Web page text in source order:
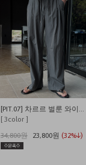
[ 3color ]
34,800원
23,800원 (32%↓)